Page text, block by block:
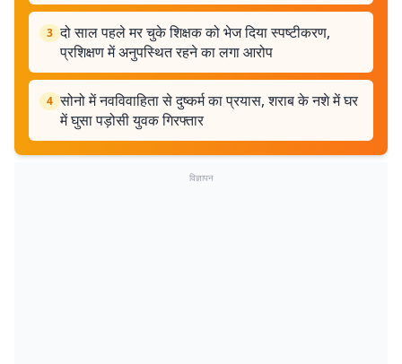
3 दो साल पहले मर चुके शिक्षक को भेज दिया स्पष्टीकरण,
प्रशिक्षण में अनुपस्थित रहने का लगा आरोप
4 सोनो में नवविवाहिता से दुष्कर्म का प्रयास, शराब के नशे में घर
में घुसा पड़ोसी युवक गिरफ्तार
विज्ञापन